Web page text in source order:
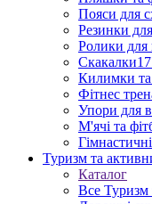
Пояси для
Резинки
Ролики для
Скакалки
Килимки
Фітнес
Упори для
М'ячі та
Туризм та
Каталог
Все Туризм